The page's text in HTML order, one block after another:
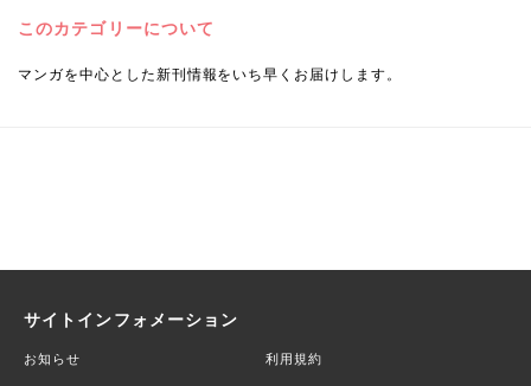
このカテゴリーについて
マンガを中心とした新刊情報をいち早くお届けします。
サイトインフォメーション
お知らせ 利用規約